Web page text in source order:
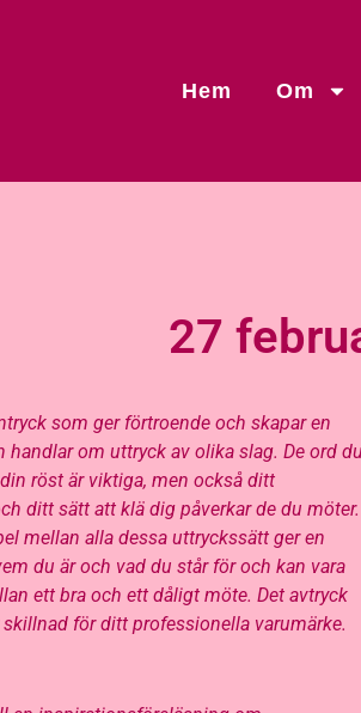
Hem Om
27
som ger förtroende och skapar en
handlar om uttryck av olika slag. De ord du
röst är viktiga, men också ditt
ditt sätt att klä dig påverkar de du möter.
mellan alla dessa uttryckssätt ger en
du är och vad du står för och kan vara
ett bra och ett dåligt möte. Det avtryck
för ditt professionella varumärke.